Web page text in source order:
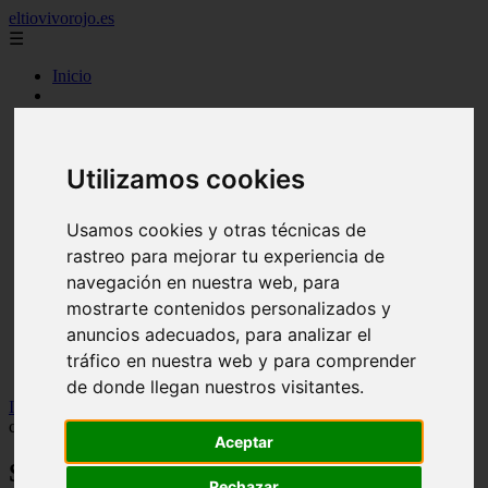
Utilizamos cookies
Usamos cookies y otras técnicas de
rastreo para mejorar tu experiencia de
navegación en nuestra web, para
mostrarte contenidos personalizados y
anuncios adecuados, para analizar el
tráfico en nuestra web y para comprender
de donde llegan nuestros visitantes.
Aceptar
eltiovivorojo.es
☰
Inicio
carnes
comidas
huevos
mariscos
postres
producto
reposteria
venezuela
verduras
Inicio
consiste el método FIVE para alimentar tu cuerpo sin pasar hambre
Sonia Lucena, psiconutricionista, explica